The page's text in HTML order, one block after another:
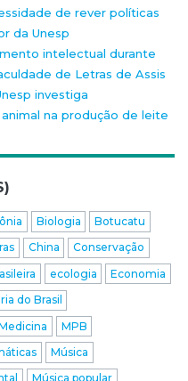
de rever políticas
da Unesp
intelectual durante
de Letras de Assis
investiga
na produção de leite
Biologia
Botucatu
China
Conservação
ecologia
Economia
do Brasil
MPB
Música
Música popular